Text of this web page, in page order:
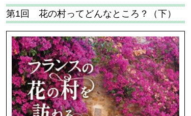
第1回 花の村ってどんなところ？（下）